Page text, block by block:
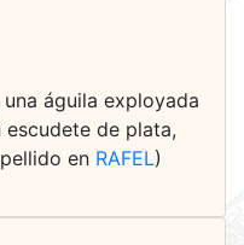
águila exployada
de plata,
en RAFEL)